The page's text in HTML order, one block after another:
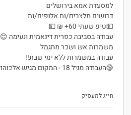
למסעדת אמא בירושלים
דרושים מלצרים/ות אלופים/ות
💵טיפ שעתי 60+ ₪ 💵
עבודה בסביבה כפרית דינאמית ונעימה 😊
משמרות אש ושכר מתגמל
עבודה במשמרות ללא ימי שבת!!
🔞העבודה מגיל 18 - המקום מגיש אלכוהול🔞
חייג למעסיק